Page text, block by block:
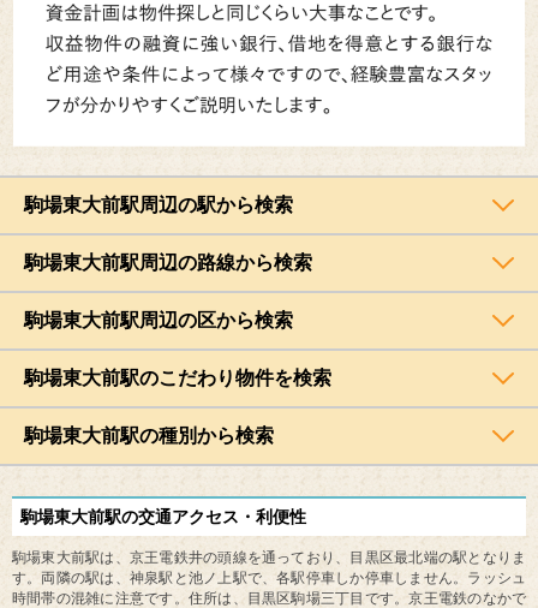
駒場東大前駅周辺の駅から検索
駒場東大前駅周辺の路線から検索
駒場東大前駅周辺の区から検索
駒場東大前駅のこだわり物件を検索
駒場東大前駅の種別から検索
駒場東大前駅の交通アクセス・利便性
駒場東大前駅は、京王電鉄井の頭線を通っており、目黒区最北端の駅となりま
す。両隣の駅は、神泉駅と池ノ上駅で、各駅停車しか停車しません。ラッシュ
時間帯の混雑に注意です。住所は、目黒区駒場三丁目です。京王電鉄のなかで